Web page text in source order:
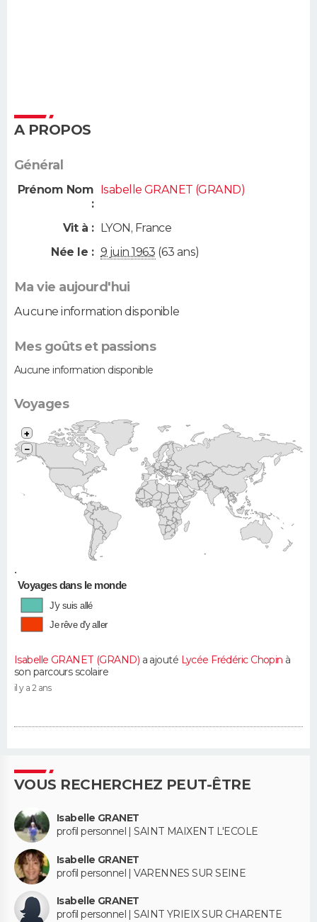
A PROPOS
Général
Prénom Nom
:
Isabelle GRANET (GRAND)
Vit à : LYON, France
Née le : 9 juin 1963 (63 ans)
Ma vie aujourd'hui
Aucune information disponible
Mes goûts et passions
Aucune information disponible
Voyages
•
+
−
Voyages dans le monde
J'y suis allé
Je rêve d'y aller
Isabelle GRANET (GRAND) a ajouté Lycée Frédéric Chopin à
son parcours scolaire
il y a 2 ans
VOUS RECHERCHEZ PEUT-ÊTRE
Isabelle GRANET
profil personnel | SAINT MAIXENT L'ECOLE
Isabelle GRANET
profil personnel | VARENNES SUR SEINE
Isabelle GRANET
profil personnel | SAINT YRIEIX SUR CHARENTE